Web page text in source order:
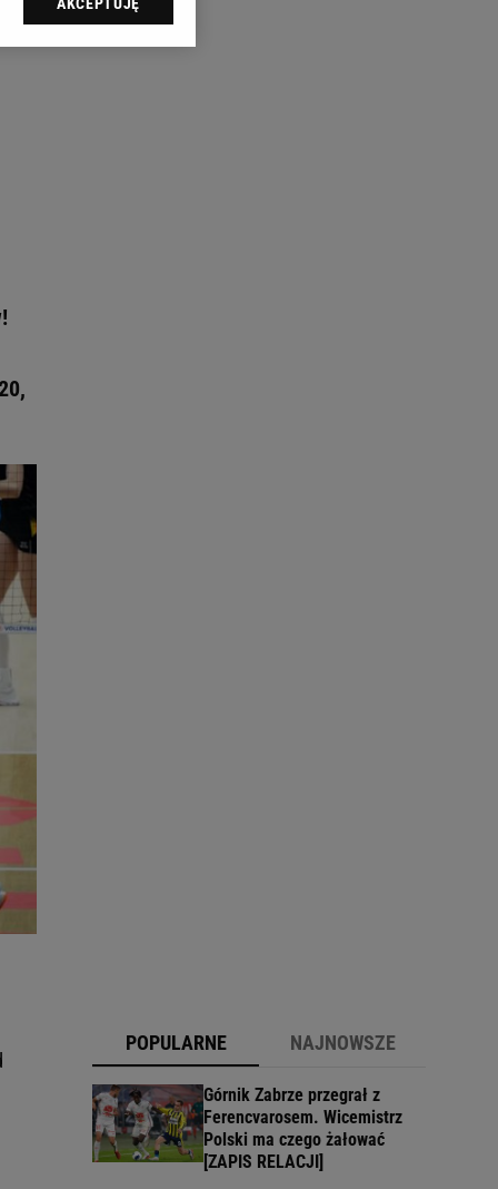
POPULARNE NAJNOWSZE
Górnik Zabrze przegrał z
Ferencvarosem. Wicemistrz
Polski ma czego żałować
[ZAPIS RELACJI]
sp. z o.o., jej
swoje preferencje
celów identyfikacji.